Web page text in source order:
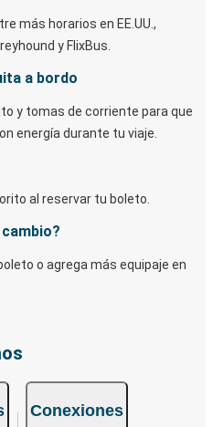
más horarios en EE.UU.,
y FlixBus.
a bordo
y tomas de corriente para que
energía durante tu viaje.
al reservar tu boleto.
o agrega más equipaje en
Conexiones